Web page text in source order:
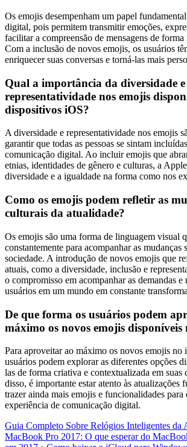
Os emojis desempenham um papel
digital, pois permitem transmitir emoções,
facilitar a compreensão de mensagens de
Com a inclusão de novos emojis, os usuários
enriquecer suas conversas e torná-las mais
Qual a importância da diversidade e
representatividade nos emojis
dispositivos iOS?
A diversidade e representatividade nos emojis
garantir que todas as pessoas se sintam
comunicação digital. Ao incluir emojis que
etnias, identidades de gênero e culturas, a
diversidade e a igualdade na forma como nos
Como os emojis podem refletir as
culturais da atualidade?
Os emojis são uma forma de linguagem visual
constantemente para acompanhar as mudanças
sociedade. A introdução de novos emojis que
atuais, como a diversidade, inclusão e
o compromisso em acompanhar as demandas e
usuários em um mundo em constante
De que forma os usuários podem
máximo os novos emojis disponíveis
Para aproveitar ao máximo os novos emojis no
usuários podem explorar as diferentes opções
las de forma criativa e contextualizada em suas
disso, é importante estar atento às atualizações
trazer ainda mais emojis e funcionalidades para
experiência de comunicação digital.
Guia Completo Sobre Relógios Inteligentes da
MacBook Pro 2017: O que esperar do